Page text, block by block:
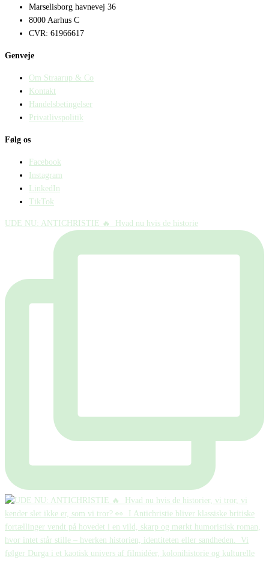
Marselisborg havnevej 36
8000 Aarhus C
CVR: 61966617
Genveje
Om Straarup & Co
Kontakt
Handelsbetingelser
Privatlivspolitik
Følg os
Facebook
Instagram
LinkedIn
TikTok
UDE NU: ANTICHRISTIE 🔥⁠ ⁠ Hvad nu hvis de historie